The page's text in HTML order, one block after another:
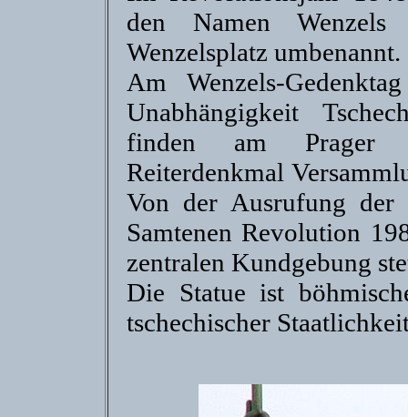
den Namen
Wenzelsplatz umbenannt.
Am Wenzels-
Unabhängigkeit
finden am Prager
Reiterdenkmal
Von der Ausrufung der
Samtenen Revolution
zentralen Kundgebung
Die Statue ist
tschechischer